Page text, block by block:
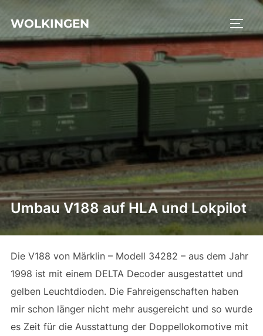
Inhalten
springen
WOLKINGEN
Umbau V188 auf HLA und Lokpilot
Die V188 von Märklin – Modell 34282 – aus dem Jahr
1998 ist mit einem DELTA Decoder ausgestattet und
gelben Leuchtdioden. Die Fahreigenschaften haben
mir schon länger nicht mehr ausgereicht und so wurde
es Zeit für die Ausstattung der Doppellokomotive mit